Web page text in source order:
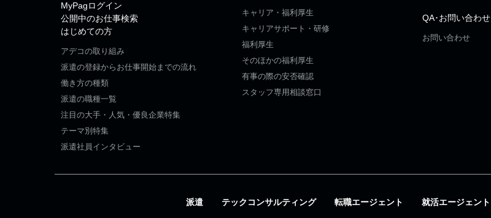
MyPagログイン
公開中のお仕事検索
はじめての方
アデコの取り組み
派遣の登録からお仕事開始までの流れ
働き方の種類
派遣の職種一覧
注目の大手・人気・優良企業特集
テーマ別特集
派遣社員インタビュー
キャリア・福利厚生
キャリアサポート・研修
福利厚生
そのほかの福利厚生
有事の際の安否確認
スタッフ専用相談窓口
QA･お問い合わせ
お問い合わせ
派遣 テックコンサルティング 転職エージェント 就活エージェント